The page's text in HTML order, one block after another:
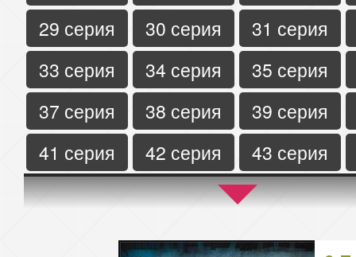
29 серия
30 серия
31 серия
33 серия
34 серия
35 серия
37 серия
38 серия
39 серия
41 серия
42 серия
43 серия
45 серия
46 серия
47 серия
50 серия
51 серия